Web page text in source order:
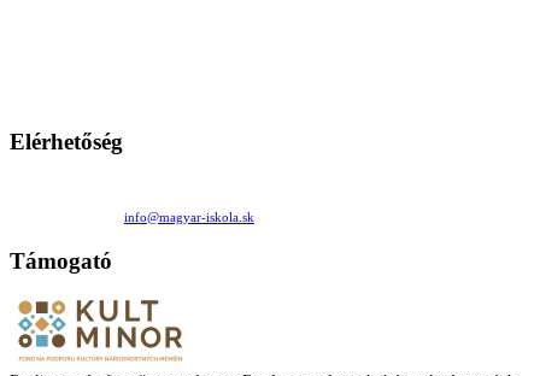
Elérhetőség
info@magyar-iskola.sk
Támogató